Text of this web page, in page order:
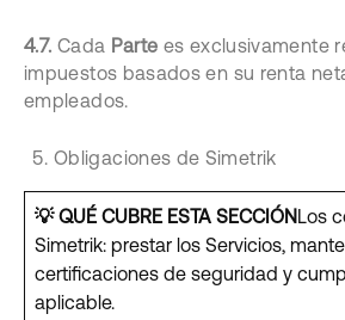
4.7. Cada Parte es exclusivamente
impuestos basados en su renta
empleados.
Obligaciones de Simetrik
💡 QUÉ CUBRE ESTA SECCIÓNLos
Simetrik: prestar los Servicios,
certificaciones de seguridad y
aplicable.